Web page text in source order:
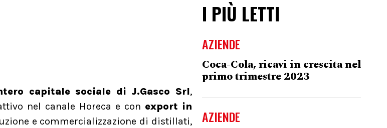
capitale sociale di J.Gasco Srl,
nel canale Horeca e con export in
e commercializzazione di distillati,
I PIÙ LETTI
AZIENDE
Coca-Cola, ricavi in crescita nel
primo trimestre 2023
AZIENDE